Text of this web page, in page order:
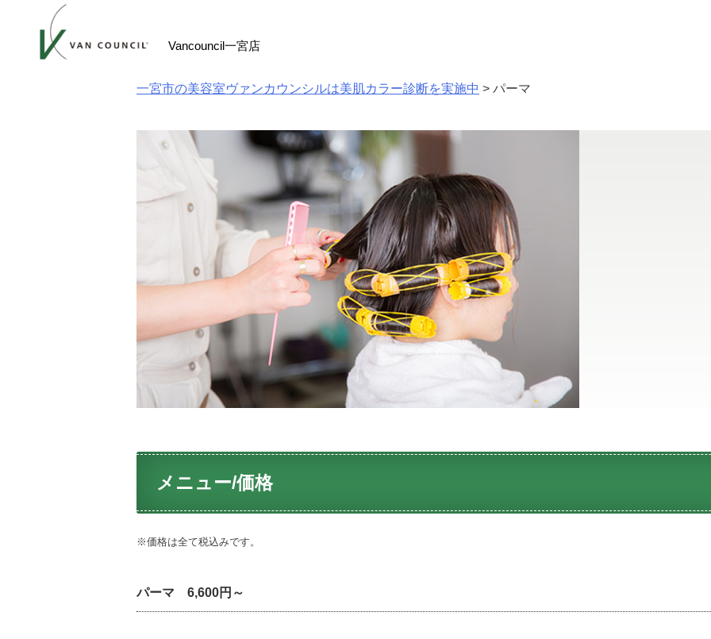
Vancouncil一宮店
一宮市の美容室ヴァンカウンシルは美肌カラー診断を実施中 > パーマ
メニュー/価格
※価格は全て税込みです。
パーマ 6,600円～